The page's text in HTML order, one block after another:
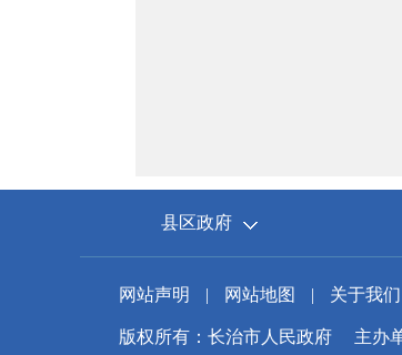
县区政府
网站声明 | 网站地图 | 关于我们
版权所有：长治市人民政府 主办